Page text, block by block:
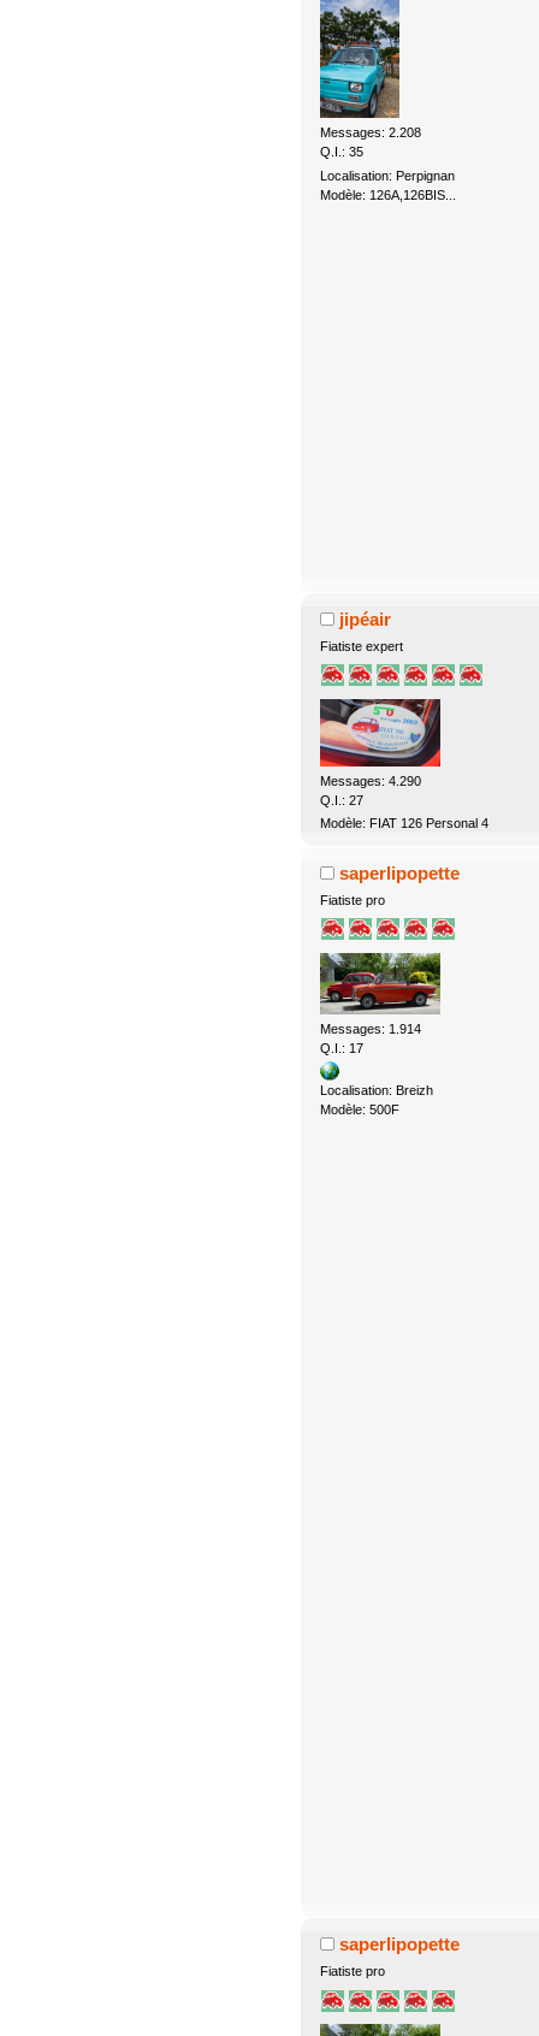
Messages: 2.208
Q.I.: 35
Localisation: Perpignan
Modèle: 126A,126BIS...
jipéair
Fiatiste expert
Messages: 4.290
Q.I.: 27
Modèle: FIAT 126 Personal 4
saperlipopette
Fiatiste pro
Messages: 1.914
Q.I.: 17
Localisation: Breizh
Modèle: 500F
saperlipopette
Fiatiste pro